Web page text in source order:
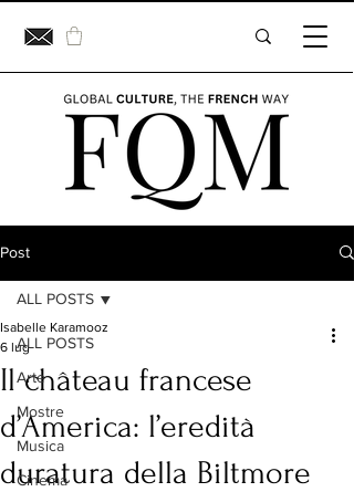
Post
ALL POSTS
Arte
Mostre
Musica
Cinema
ALL POSTS
Il château francese
d’America: l’eredità
duratura della Biltmore
Isabelle Karamooz
6 lug